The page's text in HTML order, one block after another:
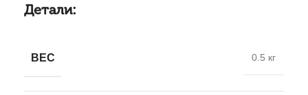
Детали:
ВЕС 0.5 кг